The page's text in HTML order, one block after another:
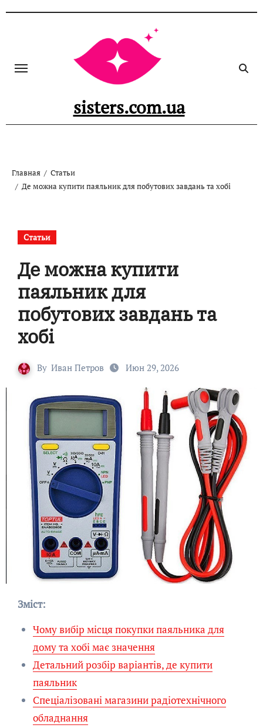
sisters.com.ua
Главная
Статьи
Де можна купити паяльник для побутових завдань та хобі
Статьи
Де можна купити
паяльник для
побутових завдань та
хобі
By Иван Петров Июн 29, 2026
Зміст:
Чому вибір місця покупки паяльника для
дому та хобі має значення
Детальний розбір варіантів, де купити
паяльник
Спеціалізовані магазини радіотехнічного
обладнання